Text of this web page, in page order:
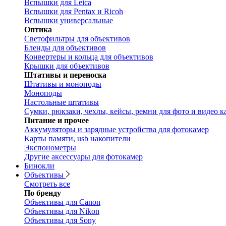
Вспышки для Leica
Вспышки для Pentax и Ricoh
Вспышки универсальные
Оптика
Светофильтры для объективов
Бленды для объективов
Конвертеры и кольца для объективов
Крышки для объективов
Штативы и переноска
Штативы и моноподы
Моноподы
Настольные штативы
Сумки, рюкзаки, чехлы, кейсы, ремни для фото и видео
Питание и прочее
Аккумуляторы и зарядные устройства для фотокамер
Карты памяти, usb накопители
Экспонометры
Другие аксессуары для фотокамер
Бинокли
Объективы
Смотреть все
По бренду
Объективы для Canon
Объективы для Nikon
Объективы для Sony